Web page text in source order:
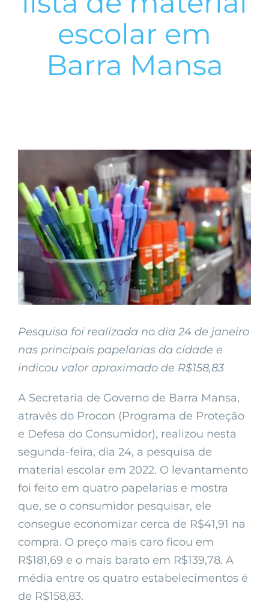
escolar em
Barra Mansa
Larger
Image
Pesquisa foi realizada no dia 24 de janeiro
nas principais papelarias da cidade e
indicou valor aproximado de R$158,83
A Secretaria de Governo de Barra Mansa,
através do Procon (Programa de Proteção
e Defesa do Consumidor), realizou nesta
segunda-feira, dia 24, a pesquisa de
material escolar em 2022. O levantamento
foi feito em quatro papelarias e mostra
que, se o consumidor pesquisar, ele
consegue economizar cerca de R$41,91 na
compra. O preço mais caro ficou em
R$181,69 e o mais barato em R$139,78. A
média entre os quatro estabelecimentos é
de R$158,83.